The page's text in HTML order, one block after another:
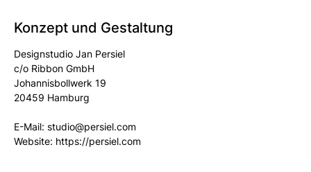
Konzept und Gestaltung
Designstudio Jan Persiel
c/o Ribbon GmbH
Johannisbollwerk 19
20459 Hamburg
E-Mail: studio@persiel.com
Website: https://persiel.com